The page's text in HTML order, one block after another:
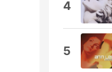
4
5